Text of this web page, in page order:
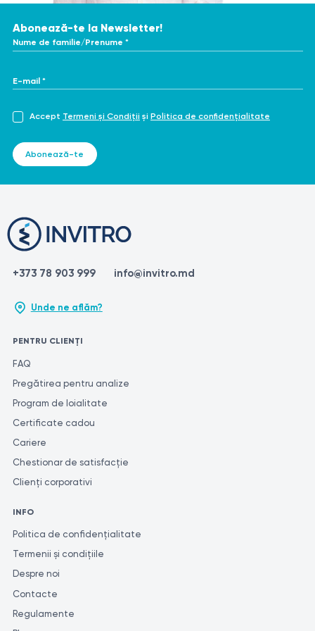
Abonează-te la Newsletter!
Nume de familie/Prenume *
E-mail *
Accept Termeni și Condiții și Politica de confidențialitate
Abonează-te
+373 78 903 999 info@invitro.md
Unde ne aflăm?
PENTRU CLIENȚI
FAQ
Pregătirea pentru analize
Program de loialitate
Certificate cadou
Cariere
Chestionar de satisfacție
Clienți corporativi
INFO
Politica de confidențialitate
Termenii și condițiile
Despre noi
Contacte
Regulamente